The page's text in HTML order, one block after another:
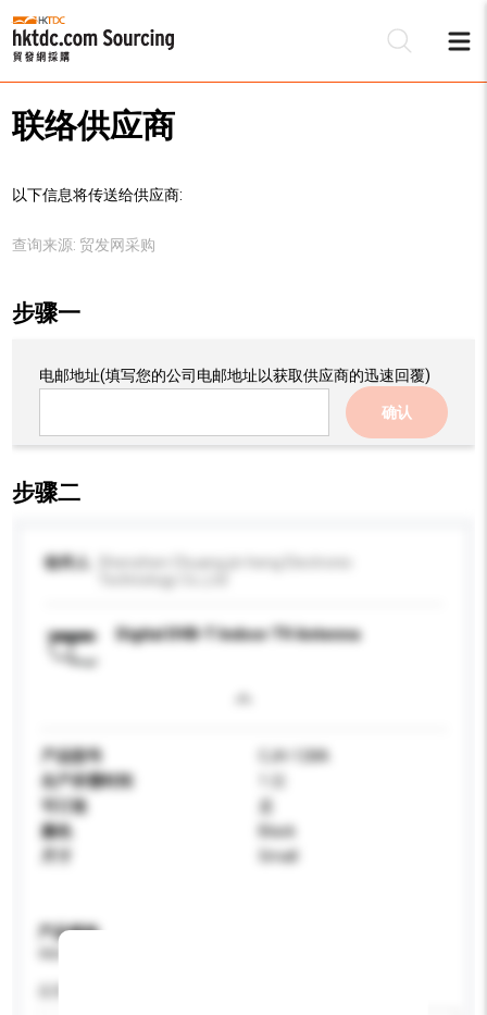
联络供应商
以下信息将传送给供应商:
查询来源: 贸发网采购
步骤一
电邮地址(填写您的公司电邮地址以获取供应商的迅速回覆)
确认
步骤二
收件人
Digital DVB-T Indoor TV Antenna
产品型号
CJH-128A
生产所需时间
可订造
是
颜色
Black
Small
产品规格